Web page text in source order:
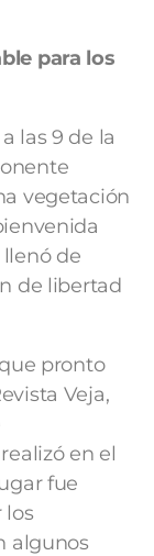
para los
las 9 de la
vegetación
de
de libertad
pronto
Veja,
en el
fue
los
algunos